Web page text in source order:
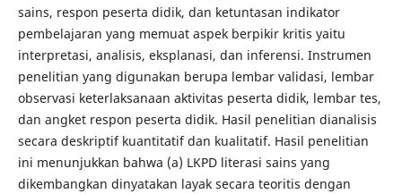
sains, respon peserta didik, dan ketuntasan indikator
pembelajaran yang memuat aspek berpikir kritis yaitu
interpretasi, analisis, eksplanasi, dan inferensi. Instrumen
penelitian yang digunakan berupa lembar validasi, lembar
observasi keterlaksanaan aktivitas peserta didik, lembar tes,
dan angket respon peserta didik. Hasil penelitian dianalisis
secara deskriptif kuantitatif dan kualitatif. Hasil penelitian
ini menunjukkan bahwa (a) LKPD literasi sains yang
dikembangkan dinyatakan layak secara teoritis dengan